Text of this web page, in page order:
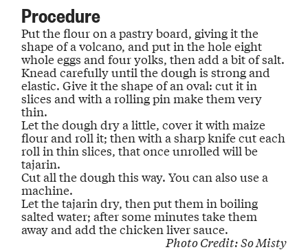
Procedure
Put the flour on a pastry board, giving it the
shape of a volcano, and put in the hole eight
whole eggs and four yolks, then add a bit of salt.
Knead carefully until the dough is strong and
elastic. Give it the shape of an oval: cut it in
slices and with a rolling pin make them very
thin.
Let the dough dry a little, cover it with maize
flour and roll it; then with a sharp knife cut each
roll in thin slices, that once unrolled will be
tajarin.
Cut all the dough this way. You can also use a
machine.
Let the tajarin dry, then put them in boiling
salted water; after some minutes take them
away and add the chicken liver sauce.
Photo Credit:So Misty